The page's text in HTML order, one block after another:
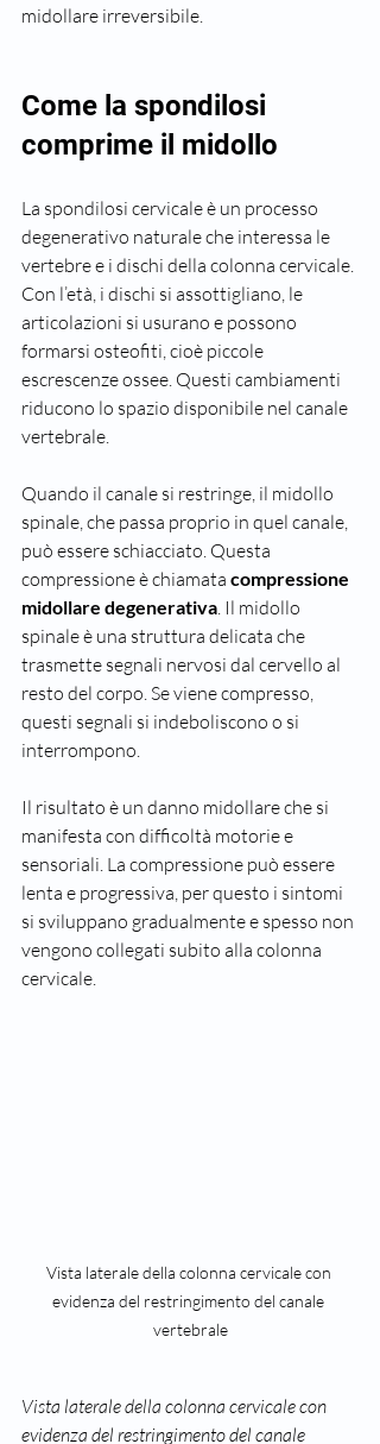
midollare irreversibile.
Come la spondilosi
comprime il midollo
La spondilosi cervicale è un processo
degenerativo naturale che interessa le
vertebre e i dischi della colonna cervicale.
Con l’età, i dischi si assottigliano, le
articolazioni si usurano e possono
formarsi osteofiti, cioè piccole
escrescenze ossee. Questi cambiamenti
riducono lo spazio disponibile nel canale
vertebrale.
Quando il canale si restringe, il midollo
spinale, che passa proprio in quel canale,
può essere schiacciato. Questa
compressione è chiamata compressione
midollare degenerativa. Il midollo
spinale è una struttura delicata che
trasmette segnali nervosi dal cervello al
resto del corpo. Se viene compresso,
questi segnali si indeboliscono o si
interrompono.
Il risultato è un danno midollare che si
manifesta con difficoltà motorie e
sensoriali. La compressione può essere
lenta e progressiva, per questo i sintomi
si sviluppano gradualmente e spesso non
vengono collegati subito alla colonna
cervicale.
Vista laterale della colonna cervicale con
evidenza del restringimento del canale
vertebrale
Vista laterale della colonna cervicale con
evidenza del restringimento del canale